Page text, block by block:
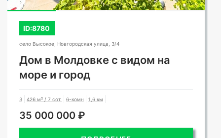
ID:8780
село Высокое, Новгородская улица, 3/4
Дом в Молдовке с видом на
море и город
3 426 м² / 7 сот. 6-комн 1,6 км
35 000 000 ₽